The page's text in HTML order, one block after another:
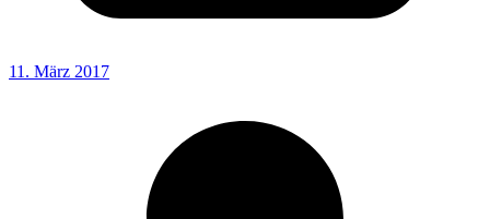
11. März 2017